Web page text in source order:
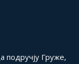
подручју Груже,